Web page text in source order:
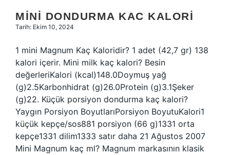
MINI DONDURMA KAC KALORI
Tarih: Ekim 10, 2024
1 mini Magnum Kaç Kaloridir? 1 adet (42,7 gr) 138
kalori içerir. Mini milk kaç kalori? Besin
değerleriKalori (kcal)148.0Doymuş yağ
(g)2.5Karbonhidrat (g)26.0Protein (g)3.1Şeker
(g)22. Küçük porsiyon dondurma kaç kalori?
Yaygın Porsiyon BoyutlarıPorsiyon BoyutuKalori1
küçük kepçe/sos881 porsiyon (66 g)1331 orta
kepçe1331 dilim1333 satır daha 21 Ağustos 2007
Mini Magnum kaç ml? Magnum markasının klasik